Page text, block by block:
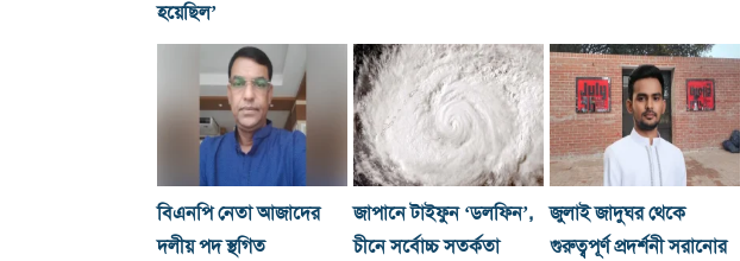
হয়েছিল’
বিএনপি নেতা আজাদের
দলীয় পদ স্থগিত
জাপানে টাইফুন ‘ডলফিন’,
চীনে সর্বোচ্চ সতর্কতা
জুলাই জাদুঘর থেকে
গুরুত্বপূর্ণ প্রদর্শনী সরানোর